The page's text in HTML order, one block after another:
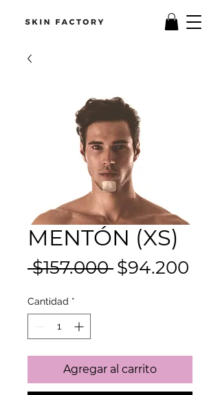
MENTÓN (XS)
$157.000 Precio
$94.200
Cantidad *
Agregar al carrito